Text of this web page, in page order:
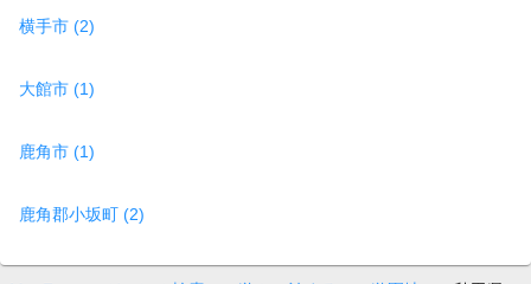
横手市 (2)
大館市 (1)
鹿角市 (1)
鹿角郡小坂町 (2)